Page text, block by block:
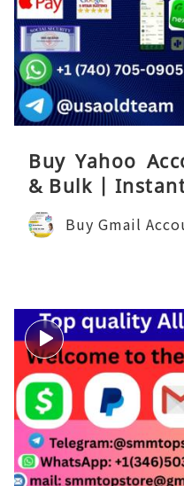
Buy Yahoo
& Bulk |
Buy Gmail